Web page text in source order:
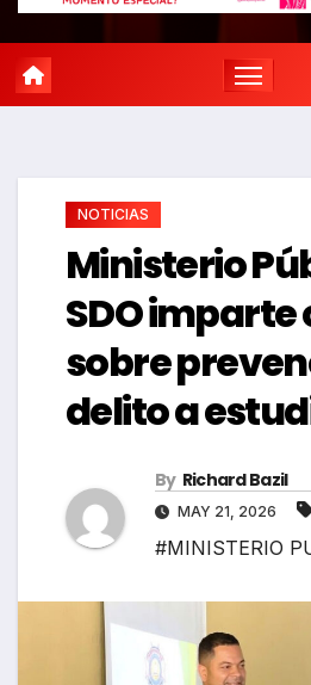
NOTICIAS
Ministerio
SDO
sobre
delito a
By Richard Bazil
MAY 21, 2026
#MINISTERIO